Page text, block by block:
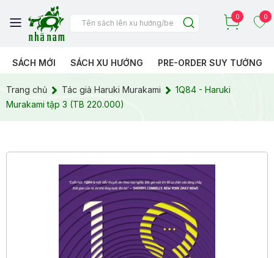
0 0
SÁCH MỚI SÁCH XU HƯỚNG PRE-ORDER SUY TƯỞNG
Trang chủ Tác giả Haruki Murakami
1Q84 - Haruki
Murakami tập 3 (TB 220.000)